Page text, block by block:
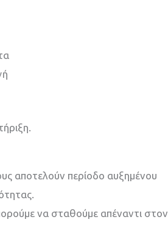
αποτελούν περίοδο αυξημένου
να σταθούμε απέναντι στον